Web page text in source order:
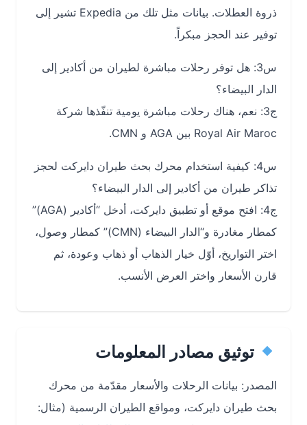
ذروة العطلات. بيانات مثل تلك من Expedia تشير إلى
توفير عند الحجز مبكراً.
س3: هل توفر رحلات مباشرة لطيران من أكادير إلى
الدار البيضاء؟
ج3: نعم، هناك رحلات مباشرة يومية تنفّذها شركة
Royal Air Maroc بين AGA و CMN.
س4: كيفية استخدام محرك بحث طيران دايركت لحجز
تذاكر طيران من أكادير إلى الدار البيضاء؟
ج4: افتح موقع أو تطبيق دايركت، أدخل “أكادير (AGA)”
كمطار مغادرة و“الدار البيضاء (CMN)” كمطار وصول،
اختر التواريخ، أوّل خيار الذهاب أو ذهاب وعودة، ثم
قارن الأسعار واختر العرض الأنسب.
توثيق مصادر المعلومات
المصدر: بيانات الرحلات والأسعار مقدّمة من محرك
بحث طيران دايركت، ومواقع الطيران الرسمية (مثال: